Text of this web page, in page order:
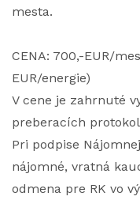
mesta.
CENA: 700,-EUR/
EUR/energie)
V cene je zahrnuté
preberacích
Pri podpise
nájomné, vratná
odmena pre RK vo